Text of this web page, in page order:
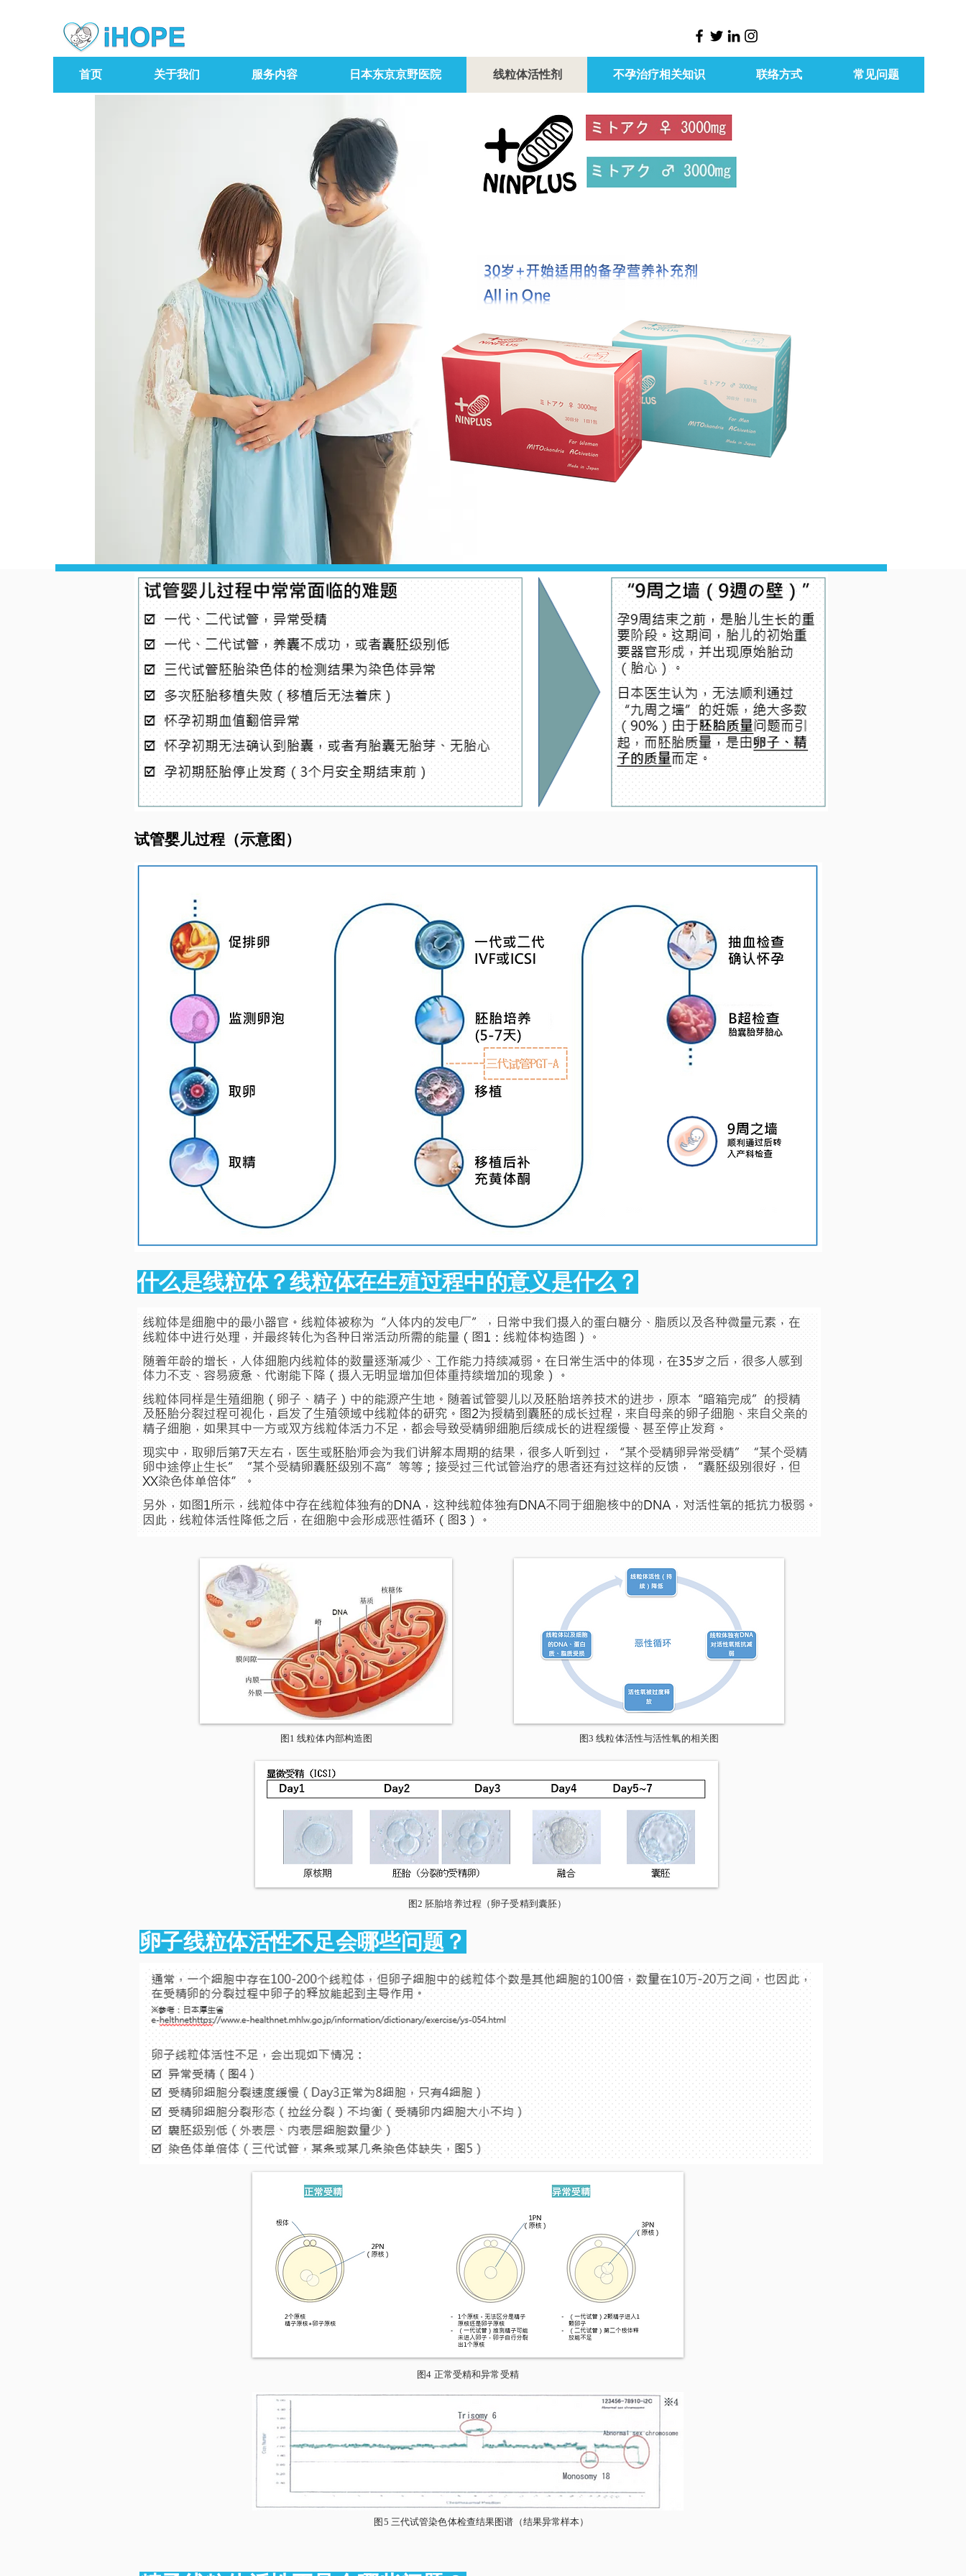
首页 关于我们 服务内容 日本东京京野医院 线粒体活性剂 不孕治疗相关知识 联络方式 常见问题
​试管婴儿过程（示意图）
​什么是线粒体？线粒体在生殖过程中的意义是什么？
​图1 线粒体内部构造图 ​图3 线粒体活性与活性氧的相关图
图2 胚胎培养过程（卵子受精到囊胚）
卵子线粒体活性不足会哪些问题？
图4 正常受精和异常受精
图5 三代试管染色体检查结果图谱（结果异常样本）